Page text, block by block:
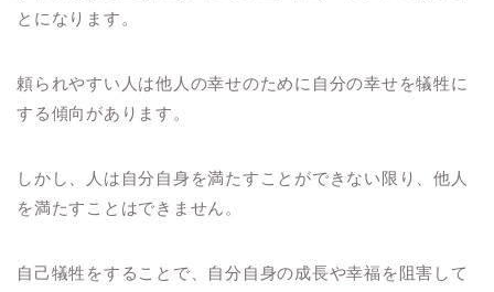
とになります。
頼られやすい人は他人の幸せのために自分の幸せを犠牲に
する傾向があります。
しかし、人は自分自身を満たすことができない限り、他人
を満たすことはできません。
自己犠牲をすることで、自分自身の成長や幸福を阻害して